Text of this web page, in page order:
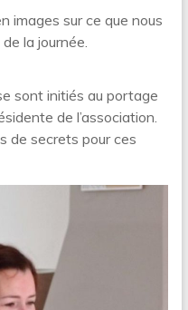
images sur ce que nous
la journée.
sont initiés au portage
de l’association.
de secrets pour ces